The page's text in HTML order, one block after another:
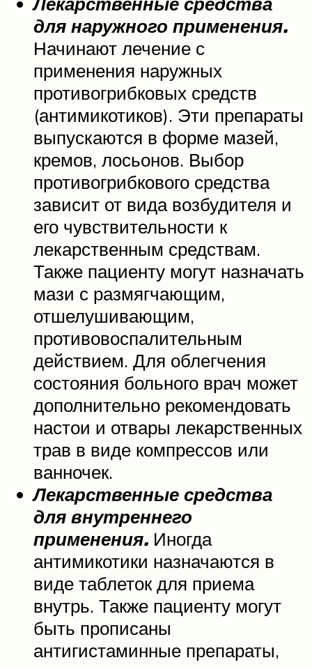
для наружного применения.
Начинают лечение с
применения наружных
противогрибковых средств
(антимикотиков). Эти препараты
выпускаются в форме мазей,
кремов, лосьонов. Выбор
противогрибкового средства
зависит от вида возбудителя и
его чувствительности к
лекарственным средствам.
Также пациенту могут назначать
мази с размягчающим,
отшелушивающим,
противовоспалительным
действием. Для облегчения
состояния больного врач может
дополнительно рекомендовать
настои и отвары лекарственных
трав в виде компрессов или
ванночек.
Лекарственные средства
для внутреннего
применения. Иногда
антимикотики назначаются в
виде таблеток для приема
внутрь. Также пациенту могут
быть прописаны
антигистаминные препараты,